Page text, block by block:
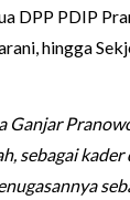
DPP PDIP
hingga
Ganjar
sebagai